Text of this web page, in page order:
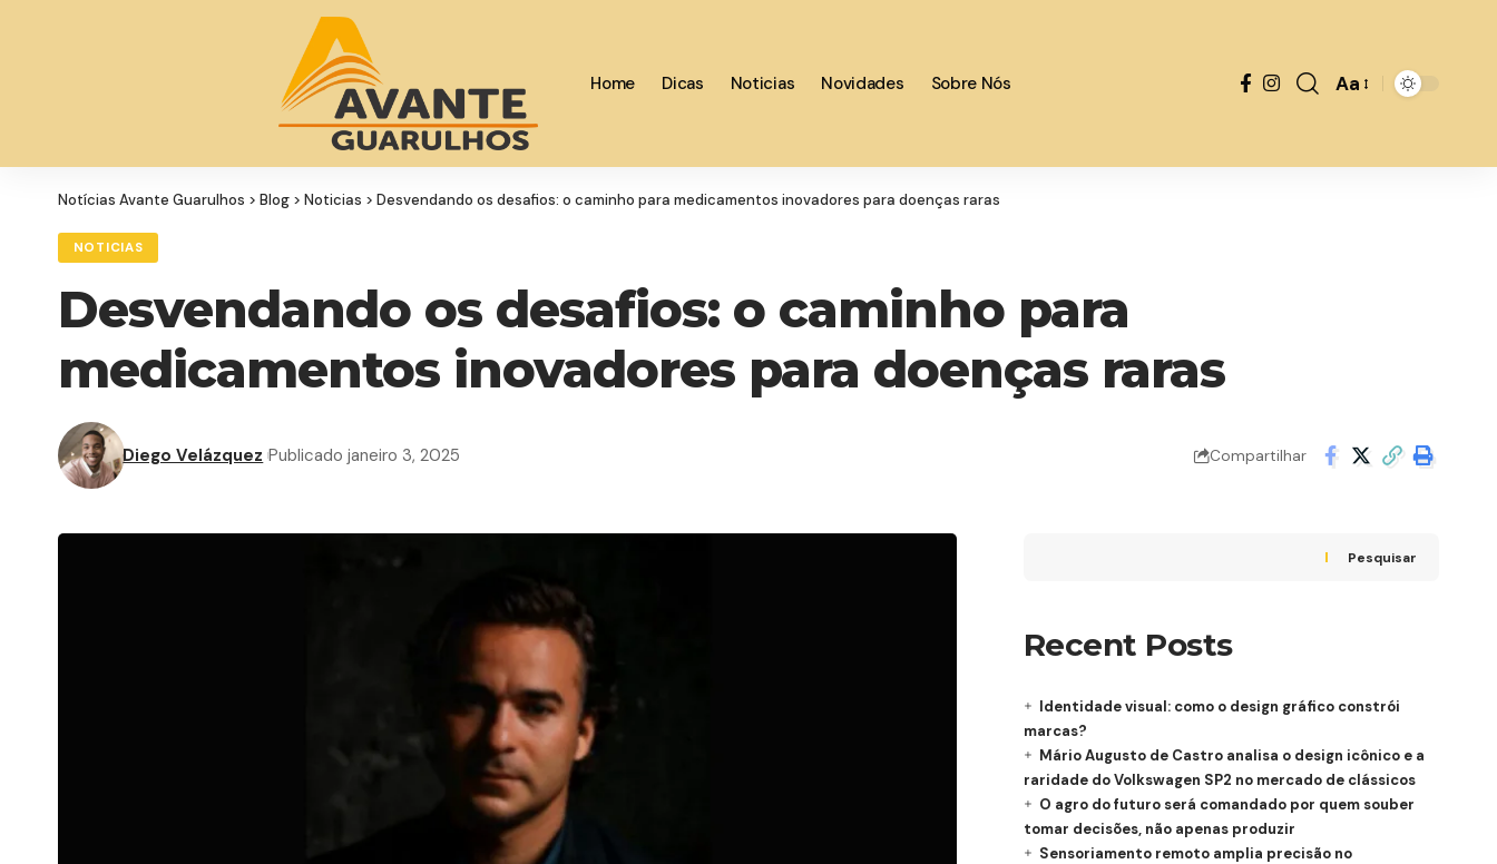
Home Dicas Noticias Novidades Sobre Nós Aa
Notícias Avante Guarulhos > Blog > Noticias > Desvendando os desafios: o caminho para medicamentos inovadores para doenças raras
NOTICIAS
Desvendando os desafios: o caminho para
medicamentos inovadores para doenças raras
Diego Velázquez Publicado janeiro 3, 2025 Compartilhar
Pesquisar
Recent Posts
Identidade visual: como o design gráfico constrói
marcas?
Mário Augusto de Castro analisa o design icônico e a
raridade do Volkswagen SP2 no mercado de clássicos
O agro do futuro será comandado por quem souber
tomar decisões, não apenas produzir
Sensoriamento remoto amplia precisão no